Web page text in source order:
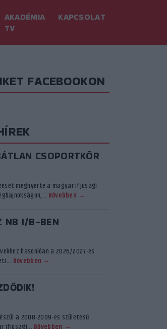
AKADÉMIA
TV
KAPCSOLAT
FACEBOOKON
CSOPORTKÖR
megnyerte a magyar ifjúsági
Bővebben →
NB I/B-BEN
hasonlóan a 2026/2027-es
Bővebben →
a 2008-2009-es születésű